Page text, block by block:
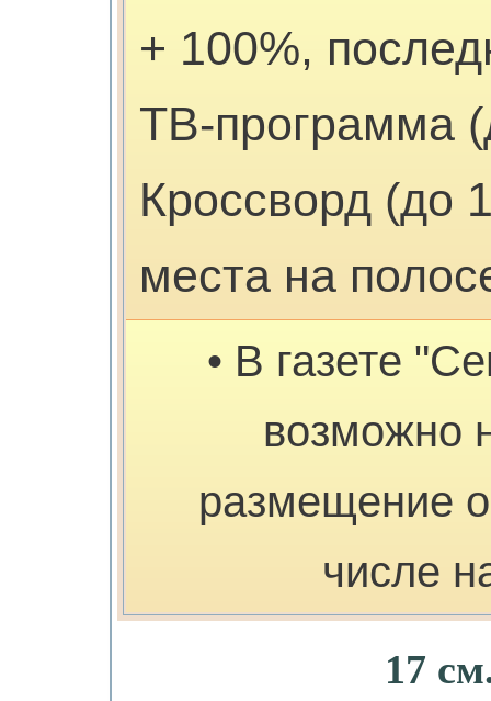
+ 100%,
ТВ-программа
Кроссворд (до
места на
• В газете
возможно
размещение
числе
17